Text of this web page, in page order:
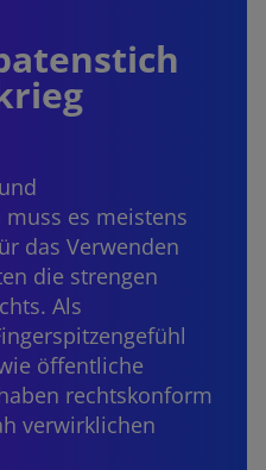
es meistens
das Verwenden
die strengen
Als
öffentliche
rechtskonform
verwirklichen